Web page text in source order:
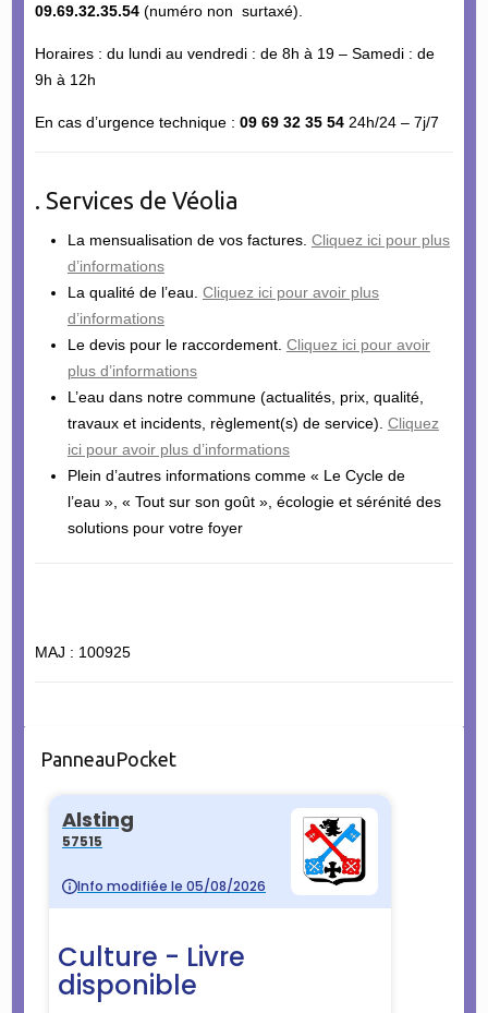
09.69.32.35.54(numéro non surtaxé).
Horaires : du lundi au vendredi : de 8h à 19 – Samedi : de
9h à 12h
En cas d’urgence technique : 09 69 32 35 5424h/24 – 7j/7
. Services de Véolia
La mensualisation de vos factures. Cliquez ici pour plus
d’informations
La qualité de l’eau. Cliquez ici pour avoir plus
d’informations
Le devis pour le raccordement. Cliquez ici pour avoir
plus d’informations
L’eau dans notre commune (actualités, prix, qualité,
travaux et incidents, règlement(s) de service). Cliquez
ici pour avoir plus d’informations
Plein d’autres informations comme « Le Cycle de
l’eau », « Tout sur son goût », écologie et sérénité des
solutions pour votre foyer
MAJ : 100925
PanneauPocket